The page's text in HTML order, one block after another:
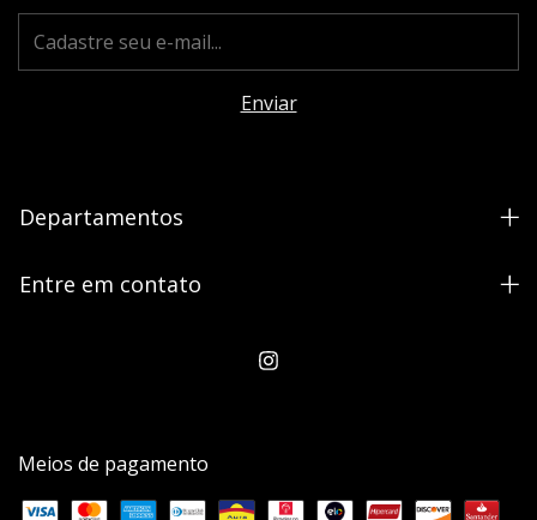
Departamentos
Entre em contato
Meios de pagamento